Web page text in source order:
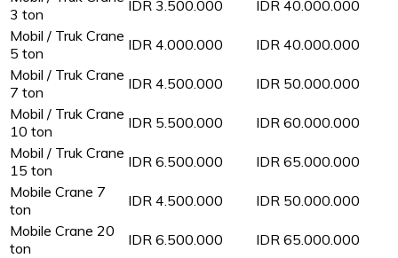
3 ton
IDR 3.500.000
IDR 40.000.000
Mobil / Truk Crane
5 ton
IDR 4.000.000
IDR 40.000.000
Mobil / Truk Crane
7 ton
IDR 4.500.000
IDR 50.000.000
Mobil / Truk Crane
10 ton
IDR 5.500.000
IDR 60.000.000
Mobil / Truk Crane
15 ton
IDR 6.500.000
IDR 65.000.000
Mobile Crane 7
ton
IDR 4.500.000
IDR 50.000.000
Mobile Crane 20
ton
IDR 6.500.000
IDR 65.000.000